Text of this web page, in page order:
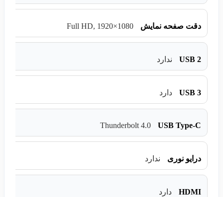
دقت صفحه نمایش Full HD, 1920×1080
USB 2 ندارد
USB 3 دارد
USB Type-C
Thunderbolt 4.0
درایو نوری ندارد
HDMI دارد